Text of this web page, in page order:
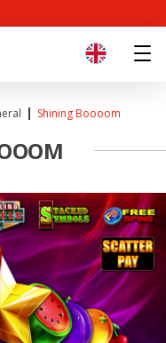
Shining Boooom